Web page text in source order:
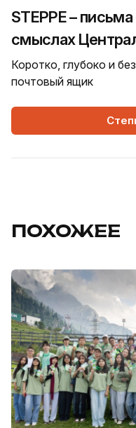
STEPPE –
смыслах
Коротко, глубоко и
почтовый ящик
ПОХОЖЕЕ